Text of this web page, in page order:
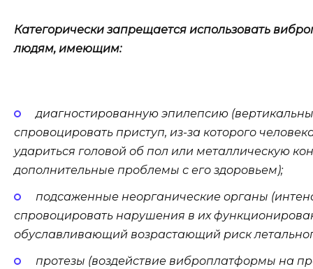
Категорически запрещается использовать
людям, имеющим:
диагностированную эпилепсию
спровоцировать приступ, из-за которого
удариться головой об пол или металлическую
дополнительные проблемы с его здоровьем);
подсаженные неорганические органы
спровоцировать нарушения в их
обуславливающий возрастающий риск
протезы (воздействие виброплатформы на